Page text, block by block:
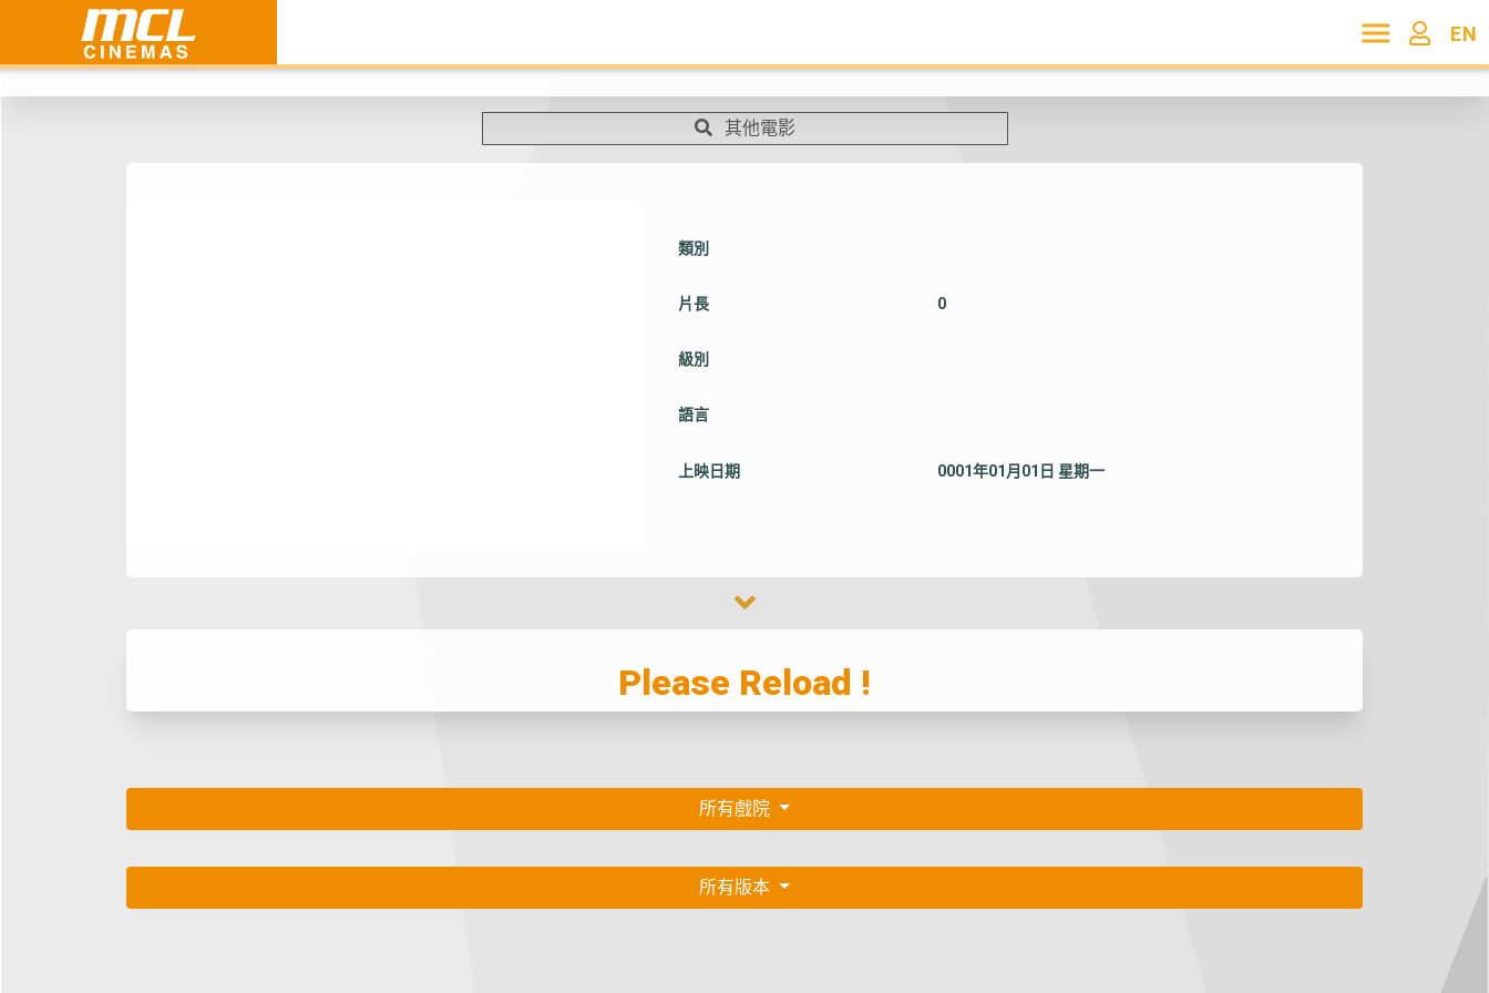
EN
其他電影
類別
片長 0
級別
語言
上映日期 0001年01月01日 星期一
Please Reload !
所有戲院
所有版本